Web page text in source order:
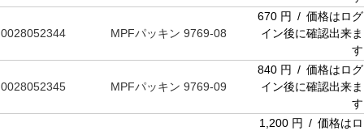
0028052344 MPFパッキン 9769-08
670 円 / 価格はログ
イン後に確認出来ま
す
0028052345 MPFパッキン 9769-09
840 円 / 価格はログ
イン後に確認出来ま
す
1,200 円 / 価格はロ